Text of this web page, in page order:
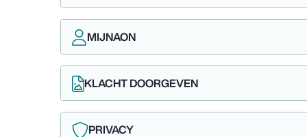
MIJNAON
KLACHT DOORGEVEN
PRIVACY